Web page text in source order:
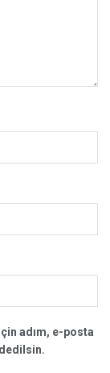
adım, e-posta